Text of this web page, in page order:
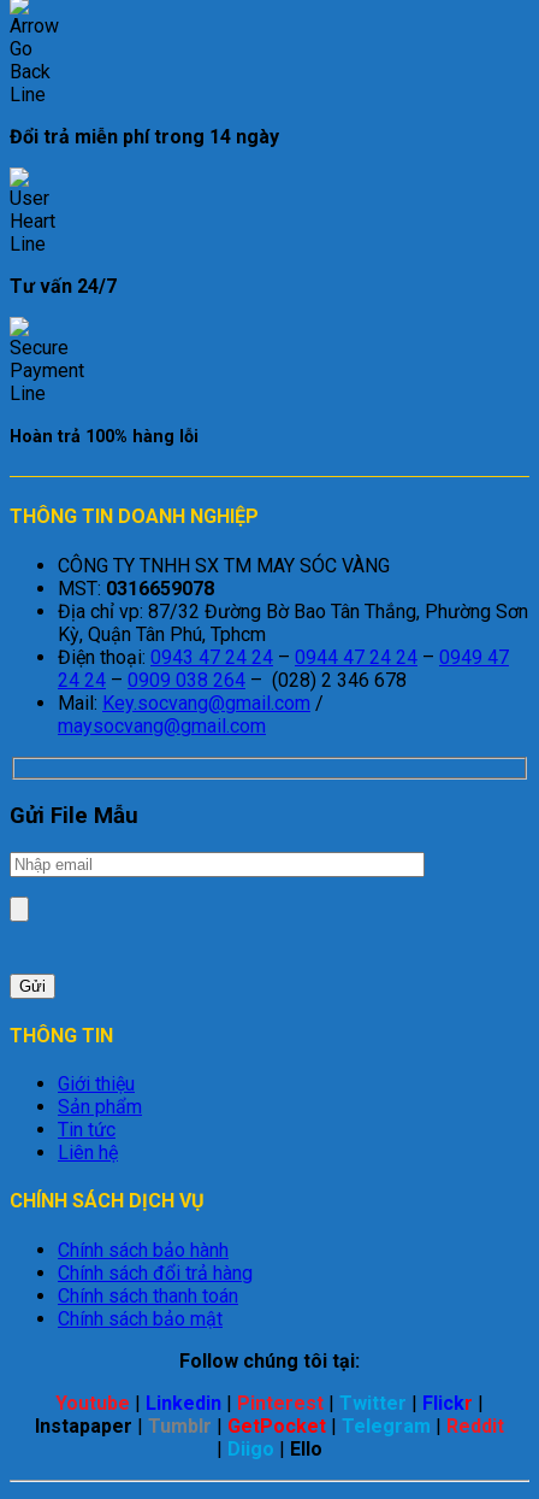
Đổi trả miễn phí trong 14 ngày
Tư vấn 24/7
Hoàn trả 100% hàng lỗi
THÔNG TIN DOANH NGHIỆP
CÔNG TY TNHH SX TM MAY SÓC VÀNG
MST: 0316659078
Địa chỉ vp: 87/32 Đường Bờ Bao Tân Thắng, Phường Sơn
Kỳ, Quận Tân Phú, Tphcm
Điện thoại: 0943 47 24 24 – 0944 47 24 24 – 0949 47
24 24 – 0909 038 264 – (028) 2 346 678
Mail: Key.socvang@gmail.com /
maysocvang@gmail.com
Gửi File Mẫu
THÔNG TIN
Giới thiệu
Sản phẩm
Tin tức
Liên hệ
CHÍNH SÁCH DỊCH VỤ
Chính sách bảo hành
Chính sách đổi trả hàng
Chính sách thanh toán
Chính sách bảo mật
Follow chúng tôi tại:
Youtube | Linkedin | Pinterest | Twitter | Flickr |
Instapaper | Tumblr | GetPocket | Telegram | Reddit
| Diigo | Ello